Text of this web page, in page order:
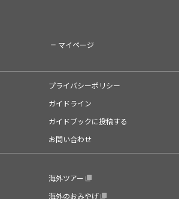
マイページ
プライバシーポリシー
ガイドライン
ガイドブックに投稿する
お問い合わせ
海外ツアー
海外のおみやげ